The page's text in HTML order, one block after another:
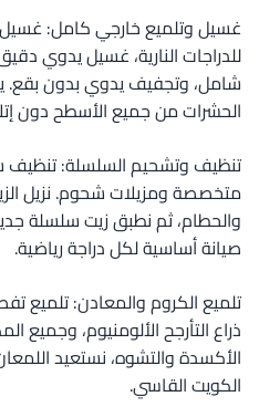
غسيل وتلميع خارجي كامل:
للدراجات النارية، غسيل يدوي
شامل، وتجفيف يدوي بدون بقع.
الحشرات من جميع الأسطح دون
تنظيف وتشحيم السلسلة: تنظيف
متخصصة ومزيلات شحوم. نزيل
والحطام، ثم نطبق زيت سلسلة جديد
صيانة أساسية لكل دراجة رياضية.
تلميع الكروم والمعادن: تلميع
ذراع التأرجح الألومنيوم، وجميع
الأكسدة والتشوه، نستعيد
الكويت القاسي.